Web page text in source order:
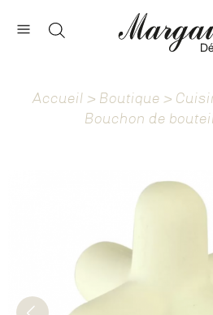
Nos
À
Accueil > Boutique >
Bouchon de